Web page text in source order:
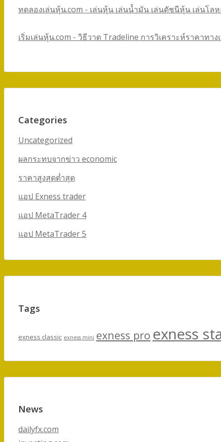
ทดลองเล่นหุ้น.com - เล่นหุ้น เล่นน้ำมัน เล่นดัชนีหุ้น เล่นโลห
เริ่มเล่นหุ้น.com - วิธีวาด Tradeline การวิเคราะห์ราคาทา
Categories
Uncategorized
ผลกระทบจากข่าว economic
ราคาสูงสุดต่ำสุด
แอป Exness trader
แอป MetaTrader 4
แอป MetaTrader 5
Tags
exness classic exness mini exness pro exness
News
dailyfx.com